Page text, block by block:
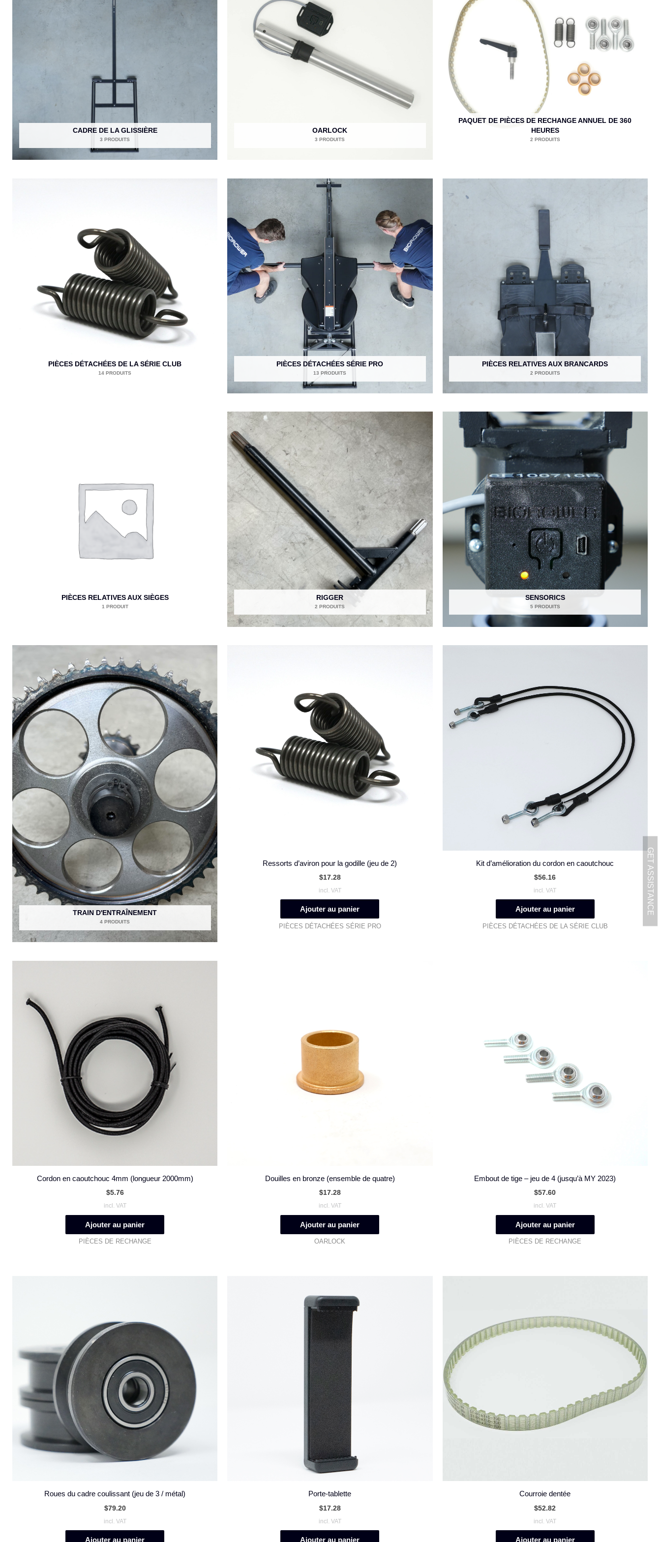
CADRE DE LA GLISSIÈRE
3 PRODUITS
OARLOCK
3 PRODUITS
PAQUET DE PIÈCES DE RECHANGE ANNUEL DE 360
HEURES
2 PRODUITS
PIÈCES DÉTACHÉES DE LA SÉRIE CLUB
14 PRODUITS
PIÈCES DÉTACHÉES SÉRIE PRO
13 PRODUITS
PIÈCES RELATIVES AUX BRANCARDS
2 PRODUITS
PIÈCES RELATIVES AUX SIÈGES
1 PRODUIT
RIGGER
2 PRODUITS
SENSORICS
5 PRODUITS
TRAIN D'ENTRAÎNEMENT
4 PRODUITS
Ressorts d’aviron pour la godille (jeu de 2)
$17.28
incl. VAT
Ajouter au panier
PIÈCES DÉTACHÉES SÉRIE PRO
Kit d’amélioration du cordon en caoutchouc
$56.16
incl. VAT
Ajouter au panier
PIÈCES DÉTACHÉES DE LA SÉRIE CLUB
Cordon en caoutchouc 4mm (longueur 2000mm)
$5.76
incl. VAT
Ajouter au panier
PIÈCES DE RECHANGE
Douilles en bronze (ensemble de quatre)
$17.28
incl. VAT
Ajouter au panier
OARLOCK
Embout de tige – jeu de 4 (jusqu’à MY 2023)
$57.60
incl. VAT
Ajouter au panier
PIÈCES DE RECHANGE
Roues du cadre coulissant (jeu de 3 / métal)
$79.20
incl. VAT
Ajouter au panier
Porte-tablette
$17.28
incl. VAT
Ajouter au panier
Courroie dentée
$52.82
incl. VAT
Ajouter au panier
GET ASSISTANCE